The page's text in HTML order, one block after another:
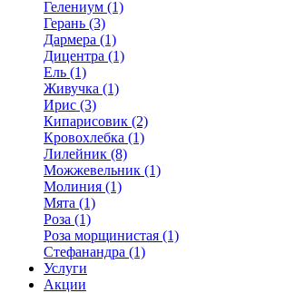
Гелениум (1)
Герань (3)
Дармера (1)
Дицентра (1)
Ель (1)
Живучка (1)
Ирис (3)
Кипарисовик (2)
Кровохлебка (1)
Лилейник (8)
Можжевельник (1)
Молиния (1)
Мята (1)
Роза (1)
Роза морщинистая (1)
Стефанандра (1)
Услуги
Акции